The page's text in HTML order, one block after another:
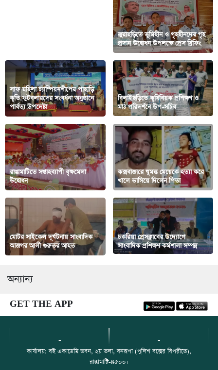
জুরাছড়িতে ভূমিহীন ও গৃহহীনদের গৃহ
প্রদান উদ্বোধন উপলক্ষে প্রেস ব্রিফিং
সাফ মহিলা চ্যাম্পিয়নশীপের পাহাড়ি
কৃতি ফুটবলারদের সংবর্ধনা অনুষ্ঠানে
পার্বত্য উপদেষ্টা
বিলাইছড়িতে কৃষিবিয়ক প্রশিক্ষণ ও
মাঠ পরিদর্শনে উপ-সচিব
রাঙামাটিতে সপ্তাহব্যাপী বৃক্ষমেলা
উদ্বোধন
কক্সবাজারে ঘুমন্ত মেয়েকে হত্যা করে
খালে ভাসিয়ে দিলেন পিতা
মোটর সাইকেল দূর্ঘটনায় সাংবাদিক
আজগর আলী গুরুতর আহত
চকরিয়া প্রেসক্লাবের উদ্যোগে
সাংবাদিক প্রশিক্ষণ কর্মশালা সম্পন্ন
অন্যান্য
GET THE APP
- -
কার্যালয়: বই একাডেমি ভবন, ২য় তলা, বনরূপা (পুলিশ বক্সের বিপরীতে),
রাঙামাটি-৪৫০০।